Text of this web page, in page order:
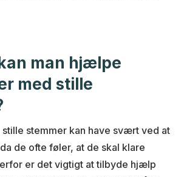
man hjælpe
med stille
stemmer kan have svært ved at
de ofte føler, at de skal klare
er det vigtigt at tilbyde hjælp